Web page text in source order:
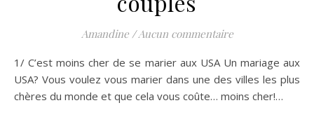
Amandine /Aucun commentaire
1/ C’est moins cher de se marier aux USA Un mariage aux
USA? Vous voulez vous marier dans une des villes les plus
chères du monde et que cela vous coûte… moins cher!…